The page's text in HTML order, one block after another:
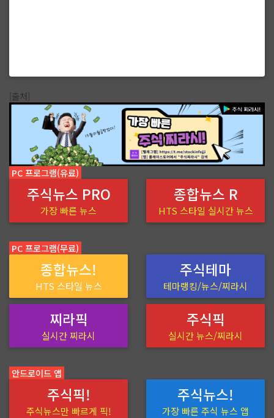
[출처]
PC 프로그램(유료)
주식뉴스 PRO
가장 빠른 뉴스
종합뉴스 R
HTS 스타일 실시간 뉴스
PC 프로그램(무료)
종합뉴스!
HTS 스타일 뉴스
주식테마
테마랭킹/뉴스/찌라시
찌라픽
실시간 찌라시
주식픽
실시간 뉴스/찌라시
안드로이드 앱
주식픽!
주식뉴스만 빠르게 픽!
주식뉴스!
가장 빠른 주식 뉴스 앱